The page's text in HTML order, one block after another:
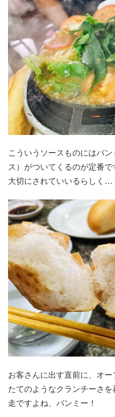
こういうソースものにはバ
ス）がついてくるのが定番
大切にされていいるらしく…
お客さんに出す直前に、オ
たてのようなクランチーさ
走ですよね、バンミー！